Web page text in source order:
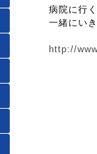
病院に行
一緒にい
http://